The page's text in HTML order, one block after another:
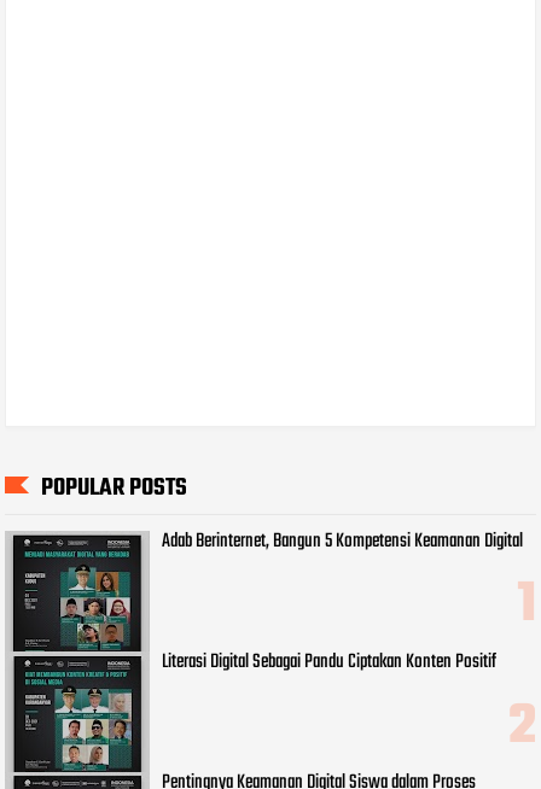
POPULAR POSTS
Adab Berinternet, Bangun 5 Kompetensi Keamanan Digital
Literasi Digital Sebagai Pandu Ciptakan Konten Positif